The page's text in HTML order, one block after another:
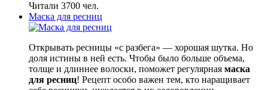
Читали 3700 чел.
Маска для ресниц
Открывать ресницы «с разбега» — хорошая шутка. Но
доля истины в ней есть. Чтобы было больше объема,
толще и длиннее волоски, поможет регулярная маска
для ресниц! Рецепт особо важен тем, кто наращивает